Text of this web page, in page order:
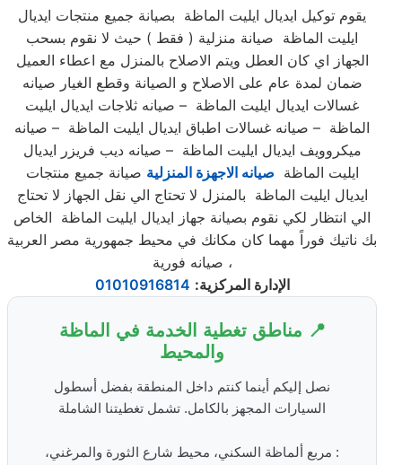
يقوم توكيل ايديال ايليت الماظة بصيانة جميع منتجات ايديال
ايليت الماظة صيانة منزلية ( فقط ) حيث لا نقوم بسحب
الجهاز اي كان العطل ويتم الاصلاح بالمنزل مع اعطاء العميل
ضمان لمدة عام على الاصلاح و الصيانة وقطع الغيار صيانه
غسالات ايديال ايليت الماظة – صيانه ثلاجات ايديال ايليت
الماظة – صيانه غسالات اطباق ايديال ايليت الماظة – صيانه
ميكروويف ايديال ايليت الماظة – صيانه ديب فريزر ايديال
ايليت الماظة صيانه الاجهزة المنزلية صيانة جميع منتجات
ايديال ايليت الماظة بالمنزل لا تحتاج الي نقل الجهاز لا تحتاج
الي انتظار لكي نقوم بصيانة جهاز ايديال ايليت الماظة الخاص
بك ناتيك فوراً مهما كان مكانك في محيط جمهورية مصر العربية
صيانه فورية ،
الإدارة المركزية:
01010916814
📍 مناطق تغطية الخدمة في الماظة
والمحيط
نصل إليكم أينما كنتم داخل المنطقة بفضل أسطول
السيارات المجهز بالكامل. تشمل تغطيتنا الشاملة
: مربع ألماظة السكني، محيط شارع الثورة والمرغني،